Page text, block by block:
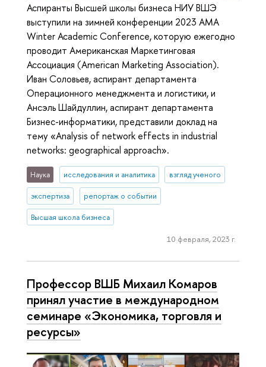
Аспиранты Высшей школы бизнеса НИУ ВШЭ
выступили на зимней конференции 2023 AMA
Winter Academic Conference, которую ежегодно
проводит Американская Маркетинговая
Ассоциация (American Marketing Association).
Иван Соловьев, аспирант департамента
Операционного менеджмента и логистики, и
Ансэль Шайдуллин, аспирант департамента
Бизнес-информатики, представили доклад на
тему «Analysis of network effects in industrial
networks: geographical approach».
Наука исследования и аналитика взгляд ученого
экспертиза репортаж о событии
Высшая школа бизнеса
10 февраля, 2023 г.
Профессор ВШБ Михаил Комаров
принял участие в международном
семинаре «Экономика, торговля и
ресурсы»